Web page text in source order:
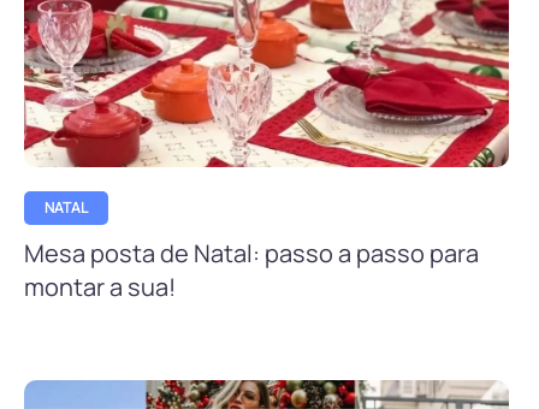
NATAL
Mesa posta de Natal: passo a passo para
montar a sua!